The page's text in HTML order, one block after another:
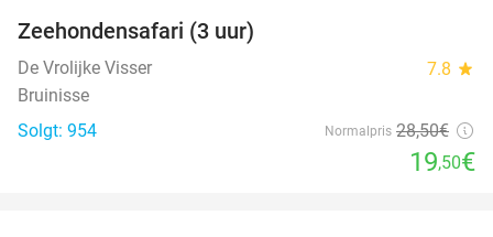
Zeehondensafari (3 uur)
De Vrolijke Visser 7.8 star
Bruinisse
Solgt: 954
Normalpris 28,50€
19,50€